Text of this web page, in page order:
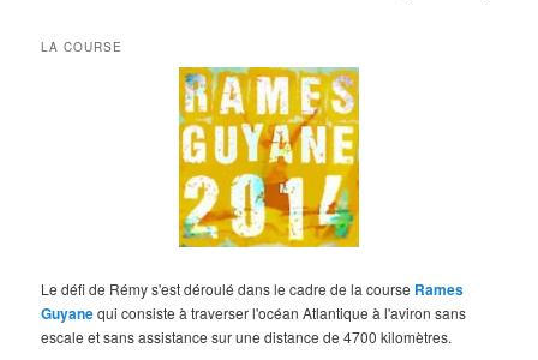
LA COURSE
Le défi de Rémy s'est déroulé dans le cadre de la course Rames
Guyanequi consiste à traverser l'océan Atlantique à l'aviron sans
escale et sans assistance sur une distance de 4700 kilomètres.